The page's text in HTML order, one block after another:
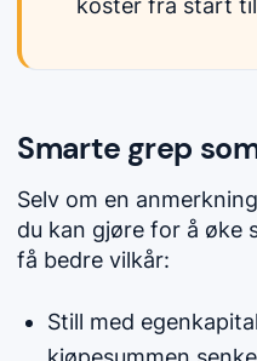
koster fra start
Smarte grep
Selv om en
du kan gjøre for å øke
få bedre vilkår:
Still med